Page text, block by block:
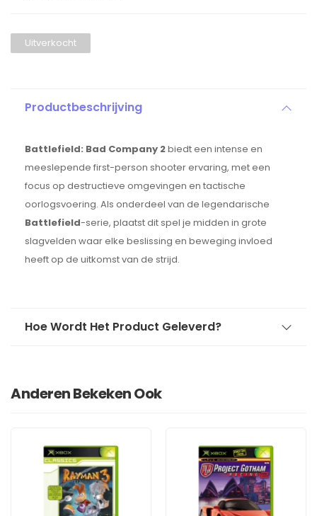
Uitverkocht
Productbeschrijving
Battlefield: Bad Company 2biedt een intense en
meeslepende first-person shooter ervaring, met een
focus op destructieve omgevingen en tactische
oorlogsvoering. Als onderdeel van de legendarische
Battlefield-serie, plaatst dit spel je midden in grote
slagvelden waar elke beslissing en beweging invloed
heeft op de uitkomst van de strijd.
Hoe Wordt Het Product Geleverd?
Anderen Bekeken Ook